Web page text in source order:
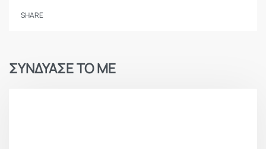
Κατσαβίδι ίσιο
Μεγέθη / υλικά:
SHARE
ΣΥΝΔΥΑΣΕ ΤΟ ΜΕ